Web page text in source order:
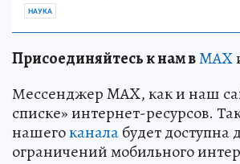
НАУКА
Присоединяйтесь к нам вMAX
Мессенджер MAX, как и наш
списке» интернет-ресурсов.
нашегоканалабудет
ограничений мобильного